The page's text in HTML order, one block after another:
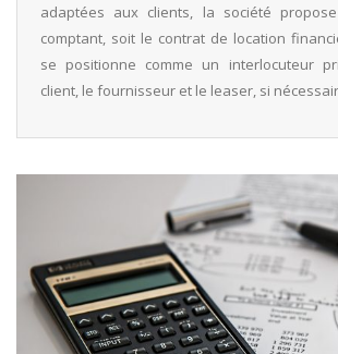
adaptées aux clients, la société
comptant, soit le contrat de location
se positionne comme un interlocuteur
client, le fournisseur et le leaser, si